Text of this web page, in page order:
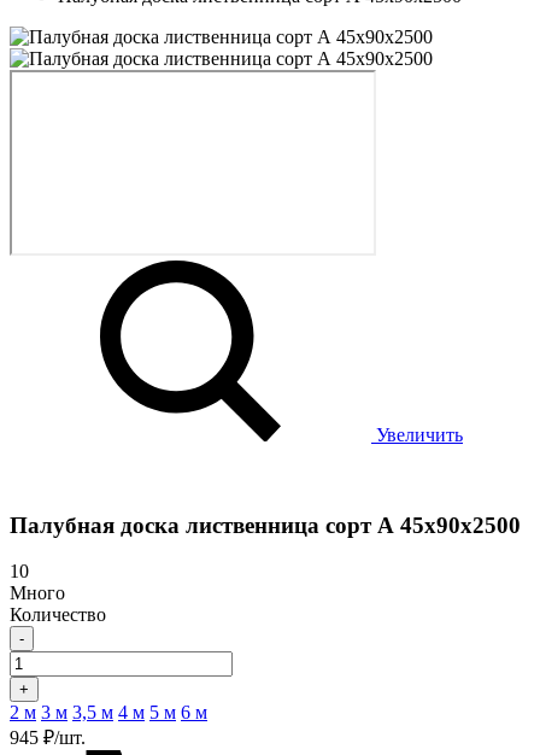
Увеличить
Палубная доска лиственница сорт А 45х90х2500
10
Много
Количество
-
+
2 м 3 м 3,5 м 4 м 5 м 6 м
945 ₽/шт.